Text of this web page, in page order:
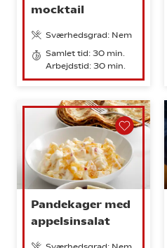
mocktail
Sværhedsgrad: Nem
Samlet tid: 30 min.
Arbejdstid: 30 min.
Pandekager med
appelsinsalat